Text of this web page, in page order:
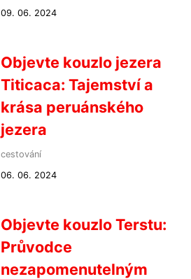
09. 06. 2024
Objevte kouzlo jezera
Titicaca: Tajemství a
krása peruánského
jezera
cestování
06. 06. 2024
Objevte kouzlo Terstu:
Průvodce
nezapomenutelným